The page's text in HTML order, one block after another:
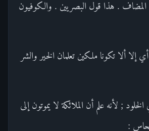
. هذا قول البصريين . والكوفيون
إلا ألا تكونا ملكين تعلمان الخير والشر
; لأنه علم أن الملائكة لا يموتون إلى
: